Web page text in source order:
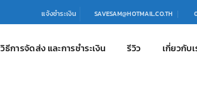
แจ้งชำระเงิน SAVESAM@HOTMAIL.CO.TH
วิธีการจัดส่ง และการชำระเงิน รีวิว เกี่ยวกับเ